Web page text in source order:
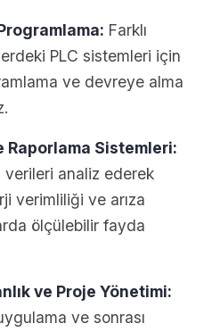
Farklı
PLC sistemleri için
ve devreye alma
Raporlama Sistemleri:
analiz ederek
verimliliği ve arıza
ölçülebilir fayda
ve Proje Yönetimi:
ve sonrası